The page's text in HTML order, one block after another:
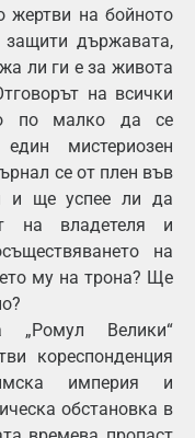
жертви на бойното
държавата,
ли ги е за живота
на всички
по малко да се
мистериозен
се от плен във
и ще успее ли да
на владетеля и
на
му на трона? Ще
„Ромул Велики“
кореспонденция
империя и
обстановка в